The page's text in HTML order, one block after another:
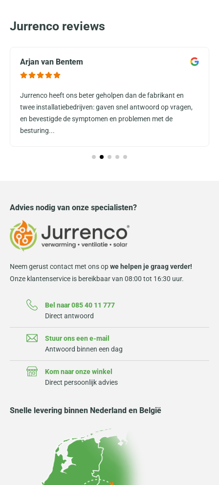
Jurrenco reviews
Arjan van Bentem
Jurrenco heeft ons beter geholpen dan de fabrikant en
twee installatiebedrijven: gaven snel antwoord op vragen,
en bevestigde de symptomen en problemen met de
besturing...
Advies nodig van onze specialisten?
Neem gerust contact met ons opwe helpen je graag verder!
Onze klantenservice is bereikbaar van 08:00 tot 16:30 uur.
Bel naar 085 40 11 777
Direct antwoord
Stuur ons een e-mail
Antwoord binnen een dag
Kom naar onze winkel
Direct persoonlijk advies
Snelle levering binnen Nederland en België